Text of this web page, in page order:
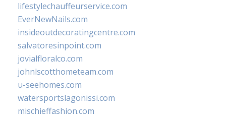
lifestylechauffeurservice.com
EverNewNails.com
insideoutdecoratingcentre.com
salvatoresinpoint.com
jovialfloralco.com
johnlscotthometeam.com
u-seehomes.com
watersportslagonissi.com
mischieffashion.com